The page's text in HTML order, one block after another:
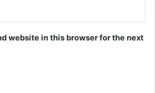
website in this browser for the next